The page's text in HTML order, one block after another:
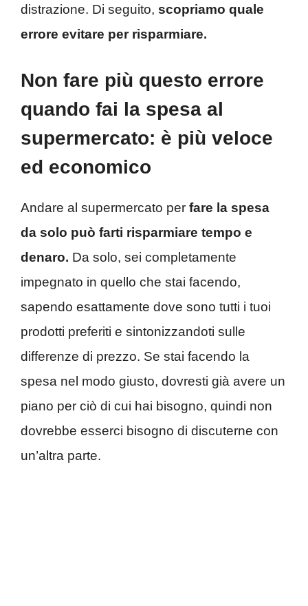
distrazione. Di seguito, scopriamo quale
errore evitare per risparmiare.
Non fare più questo errore
quando fai la spesa al
supermercato: è più veloce
ed economico
Andare al supermercato per fare la spesa
da solo può farti risparmiare tempo e
denaro. Da solo, sei completamente
impegnato in quello che stai facendo,
sapendo esattamente dove sono tutti i tuoi
prodotti preferiti e sintonizzandoti sulle
differenze di prezzo. Se stai facendo la
spesa nel modo giusto, dovresti già avere un
piano per ciò di cui hai bisogno, quindi non
dovrebbe esserci bisogno di discuterne con
un’altra parte.